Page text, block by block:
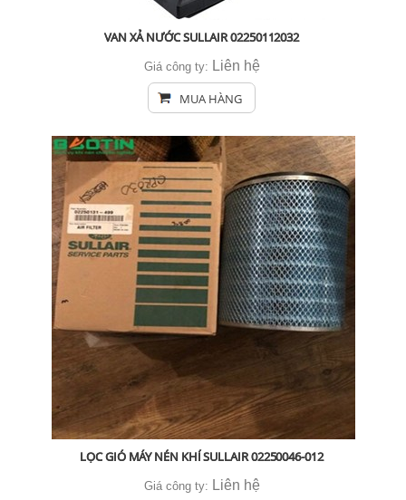
VAN XẢ NƯỚC SULLAIR 02250112032
Giá công ty: Liên hệ
MUA HÀNG
LỌC GIÓ MÁY NÉN KHÍ SULLAIR 02250046-012
Giá công ty: Liên hệ